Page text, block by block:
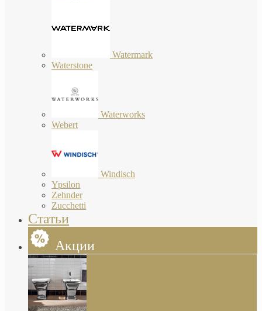
Watermark
Waterstone
Waterworks
Webert
Windisch
Ypsilon
Zehnder
Zucchetti
Статьи
Акции